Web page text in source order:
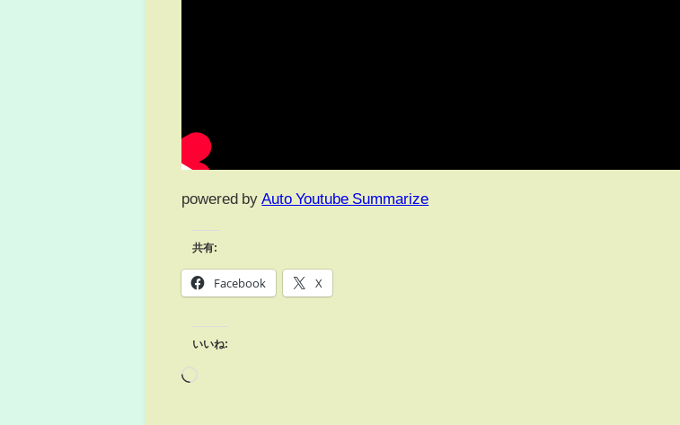
powered by Auto Youtube Summarize
共有:
Facebook X
いいね: